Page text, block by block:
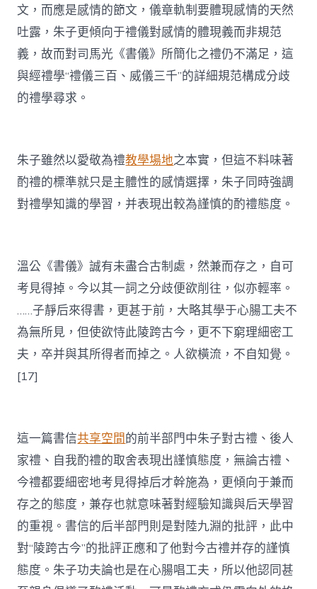
文，而應是感情的節文，儀章軌制要體現感情的天然
吐露，朱子更傾向于禮儀對感情的體現義而非規范
義，故而對司馬光《書儀》所簡化之禮仍不滿足，這
與經禮學“禮儀三百、威儀三千”的詳細規范構成分歧
的禮學尋求。
朱子雖然以愛敬為禮教學場地之本實，但這不料味著
酌禮的標準就只是主體性的感情選擇，朱子同時強調
對禮學知識的學習，并表現出較為謹慎的酌禮態度。
溫公《書儀》誠有未盡合古制處，然兼而存之，自可
考見得掉。今以其一詞之分歧便欲削往，似亦輕率。
……子靜后來得書，更甚于前，大略其學于心腸工夫不
為無所見，但使欲恃此陵跨古今，更不下窮理細密工
夫，卒并與其所得者而掉之。人欲橫流，不自知覺。
[17]
這一篇書信共享空間的前半部門中朱子對古禮、後人
家禮、自我酌禮的取舍表現出謹慎態度，無論古禮、
今禮都要細密地考見得掉后才幹施為，更傾向于兼而
存之的態度，兼存也就意味著對經驗知識與后天學習
的重視。書信的后半部門則是對陸九淵的批評，此中
對“陵跨古今”的批評正應和了他對今古禮并存的謹慎
態度。朱子功夫論也是在心腸唱工夫，所以他認同甚